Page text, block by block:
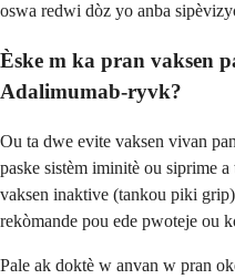
oswa redwi dòz yo anba
Èske m ka pran vaksen
Adalimumab-ryvk?
Ou ta dwe evite vaksen vivan
paske sistèm iminitè ou siprime
vaksen inaktive (tankou piki
rekòmande pou ede pwoteje ou
Pale ak doktè w anvan w pran